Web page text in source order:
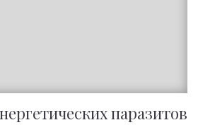
паразитов